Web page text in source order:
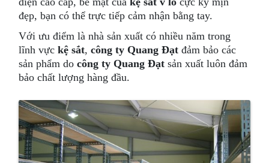
đẹp, bạn có thể trực tiếp cảm nhận bằng tay.
Với ưu điểm là nhà sản xuất có nhiều năm trong
lĩnh vựckệ sắt,công ty Quang Đạt đảm bảo các
sản phẩm docông ty Quang Đạtsản xuất luôn đảm
bảo chất lượng hàng đầu.